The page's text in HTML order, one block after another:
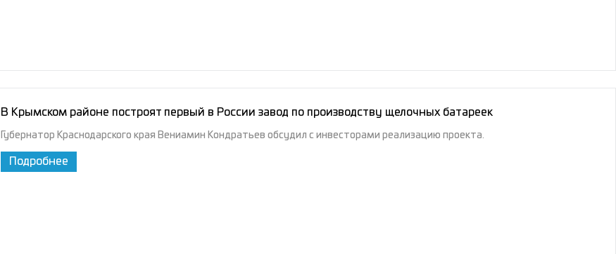
В Крымском районе построят первый в России завод по производству щелочных батареек
Губернатор Краснодарского края Вениамин Кондратьев обсудил с инвесторами реализацию проекта.
Подробнее